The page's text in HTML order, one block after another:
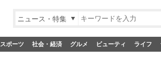
ニュース・特集
スポーツ 社会・経済 グルメ ビューティ ライフ